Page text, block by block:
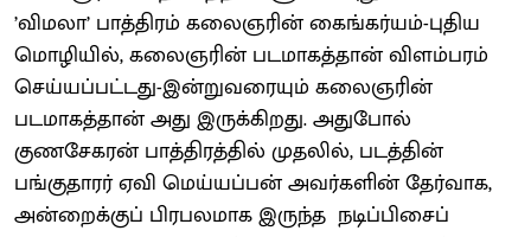
’விமலா’ பாத்திரம் கலைஞரின் கைங்கர்யம்-புதிய
மொழியில், கலைஞரின் படமாகத்தான் விளம்பரம்
செய்யப்பட்டது-இன்றுவரையும் கலைஞரின்
படமாகத்தான் அது இருக்கிறது. அதுபோல்
குணசேகரன் பாத்திரத்தில் முதலில், படத்தின்
பங்குதாரர் ஏவி மெய்யப்பன் அவர்களின் தேர்வாக,
அன்றைக்குப் பிரபலமாக இருந்த நடிப்பிசைப்